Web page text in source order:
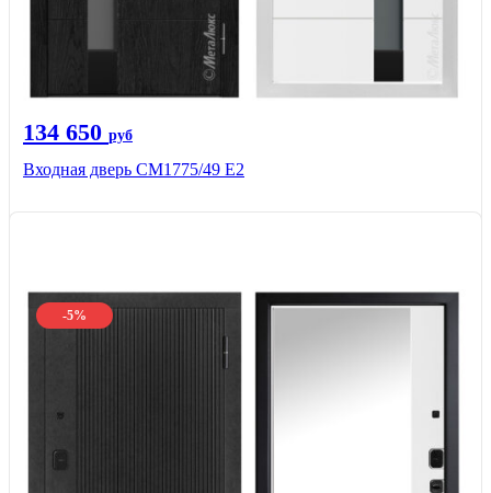
134 650 руб
Входная дверь СМ1775/49 Е2
-5%